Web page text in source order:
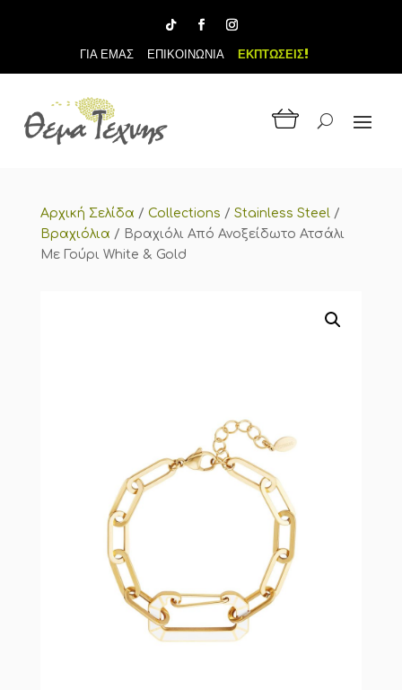
ΓΙΑ ΕΜΑΣ ΕΠΙΚΟΙΝΩΝΙΑ ΕΚΠΤΩΣΕΙΣ!
Αρχική Σελίδα / Collections / Stainless Steel /
Βραχιόλια / Βραχιόλι Από Ανοξείδωτο Ατσάλι
Με Γούρι White & Gold